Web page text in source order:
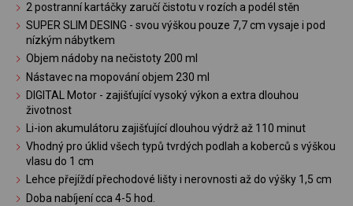
2 postranní kartáčky zaručí čistotu v rozích a podél stěn
SUPER SLIM DESING - svou výškou pouze 7,7 cm vysaje i pod
nízkým nábytkem
Objem nádoby na nečistoty 200 ml
Nástavec na mopování objem 230 ml
DIGITAL Motor - zajišťující vysoký výkon a extra dlouhou
životnost
Li-ion akumulátoru zajišťující dlouhou výdrž až 110 minut
Vhodný pro úklid všech typů tvrdých podlah a koberců s výškou
vlasu do 1 cm
Lehce přejíždí přechodové lišty i nerovnosti až do výšky 1,5 cm
Doba nabíjení cca 4-5 hod.